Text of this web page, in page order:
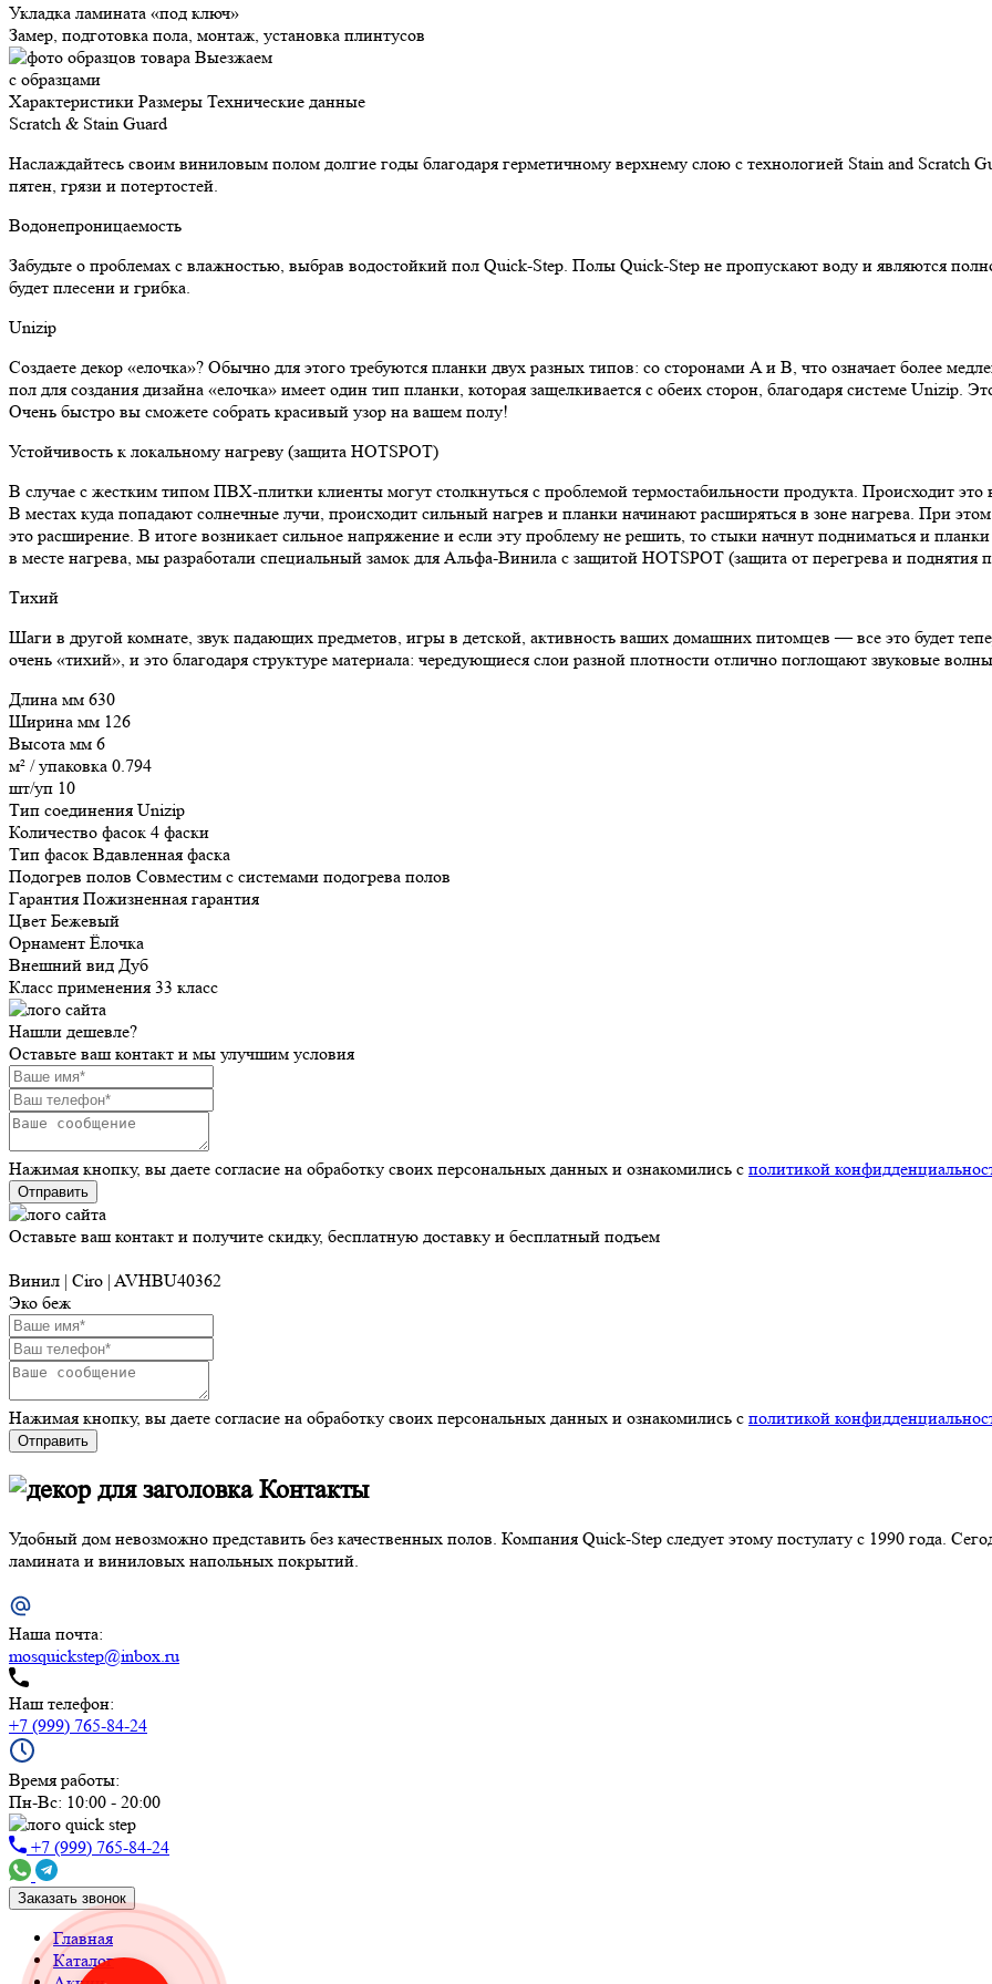
Укладка ламината «под ключ»
Замер, подготовка пола, монтаж, установка плинтусов
Выезжаем
с образцами
Характеристики Размеры Технические данные
Scratch & Stain Guard
Наслаждайтесь своим виниловым полом долгие годы благодаря герметичному верхнему слою с технологией Stain and Scratch
пятен, грязи и потертостей.
Водонепроницаемость
Забудьте о проблемах с влажностью, выбрав водостойкий пол Quick-Step. Полы Quick-Step не пропускают воду и являются
будет плесени и грибка.
Unizip
Создаете декор «елочка»? Обычно для этого требуются планки двух разных типов: со сторонами A и B, что означает более
пол для создания дизайна «елочка» имеет один тип планки, которая защелкивается с обеих сторон, благодаря системе
Очень быстро вы сможете собрать красивый узор на вашем полу!
Устойчивость к локальному нагреву (защита HOTSPOT)
В случае с жестким типом ПВХ-плитки клиенты могут столкнуться с проблемой термостабильности продукта. Происходит это
В местах куда попадают солнечные лучи, происходит сильный нагрев и планки начинают расширяться в зоне нагрева. При
это расширение. В итоге возникает сильное напряжение и если эту проблему не решить, то стыки начнут подниматься и
в месте нагрева, мы разработали специальный замок для Альфа-Винила с защитой HOTSPOT (защита от перегрева и поднятия
Тихий
Шаги в другой комнате, звук падающих предметов, игры в детской, активность ваших домашних питомцев — все это будет
очень «тихий», и это благодаря структуре материала: чередующиеся слои разной плотности отлично поглощают звуковые
Длина мм 630
Ширина мм 126
Высота мм 6
м² / упаковка 0.794
шт/уп 10
Тип соединения Unizip
Количество фасок 4 фаски
Тип фасок Вдавленная фаска
Подогрев полов Совместим с системами подогрева полов
Гарантия Пожизненная гарантия
Цвет Бежевый
Орнамент Ёлочка
Внешний вид Дуб
Класс применения 33 класс
Нашли дешевле?
Оставьте ваш контакт и мы улучшим условия
Нажимая кнопку, вы даете согласие на обработку своих персональных данных и ознакомились с политикой
Отправить
Оставьте ваш контакт и получите скидку, бесплатную доставку и бесплатный подъем
Винил | Ciro | AVHBU40362
Эко беж
Нажимая кнопку, вы даете согласие на обработку своих персональных данных и ознакомились с политикой
Отправить
Контакты
Удобный дом невозможно представить без качественных полов. Компания Quick-Step следует этому постулату с 1990 года.
ламината и виниловых напольных покрытий.
Наша почта:
mosquickstep@inbox.ru
Наш телефон:
+7 (999) 765-84-24
Время работы:
Пн-Вс: 10:00 - 20:00
+7 (999) 765-84-24
Заказать звонок
Главная
Каталог